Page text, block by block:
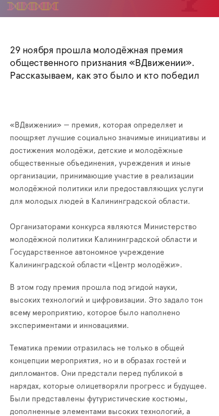
29 ноября прошла молодёжная премия
общественного признания «ВДвижении».
Рассказываем, как это было и кто победил
«ВДвижении» — премия, которая определяет и
поощряет лучшие социально значимые инициативы и
достижения молодёжи, детские и молодёжные
общественные объединения, учреждения и иные
организации, принимающие участие в реализации
молодёжной политики или предоставляющих услуги
для молодых людей в Калининградской области.
Организаторами конкурса являются Министерство
молодёжной политики Калининградской области и
Государственное автономное учреждение
Калининградской области «Центр молодёжи».
В этом году премия прошла под эгидой науки,
высоких технологий и цифровизации. Это задало тон
всему мероприятию, которое было наполнено
экспериментами и инновациями.
Тематика премии отразилась не только в общей
концепции мероприятия, но и в образах гостей и
дипломантов. Они предстали перед публикой в
нарядах, которые олицетворяли прогресс и будущее.
Были представлены футуристические костюмы,
дополненные элементами высоких технологий, а